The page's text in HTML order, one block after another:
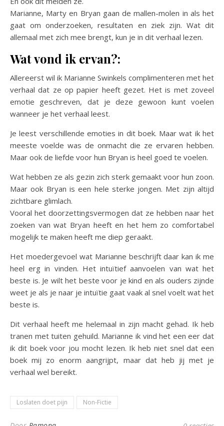
Marianne, Marty en Bryan gaan de mallen-molen in als het
gaat om onderzoeken, resultaten en ziek zijn. Wat dit
allemaal met zich mee brengt, kun je in dit verhaal lezen.
Wat vond ik ervan?:
Allereerst wil ik Marianne Swinkels complimenteren met het
verhaal dat ze op papier heeft gezet. Het is met zoveel
emotie geschreven, dat je deze gewoon kunt voelen
wanneer je het verhaal leest.
Je leest verschillende emoties in dit boek. Maar wat ik het
meeste voelde was de onmacht die ze ervaren hebben.
Maar ook de liefde voor hun Bryan is heel goed te voelen.
Wat hebben ze als gezin zich sterk gemaakt voor hun zoon.
Maar ook Bryan is een hele sterke jongen. Met zijn altijd
zichtbare glimlach.
Vooral het doorzettingsvermogen dat ze hebben naar het
zoeken van wat Bryan heeft en het hem zo comfortabel
mogelijk te maken heeft me diep geraakt.
Het moedergevoel wat Marianne beschrijft daar kan ik me
heel erg in vinden. Het intuïtief aanvoelen van wat het
beste is. Je wilt het beste voor je kind en als ouders zijnde
weet je als je naar je intuïtie gaat vaak al snel voelt wat het
beste is.
Dit verhaal heeft me helemaal in zijn macht gehad. Ik heb
tranen met tuiten gehuild. Marianne ik vind het een eer dat
ik dit boek voor jou mocht lezen. Ik heb niet snel dat een
boek mij zo enorm aangrijpt, maar dat heb jij met je
verhaal wel bereikt.
Loslaten doet pijn Non-Fictie